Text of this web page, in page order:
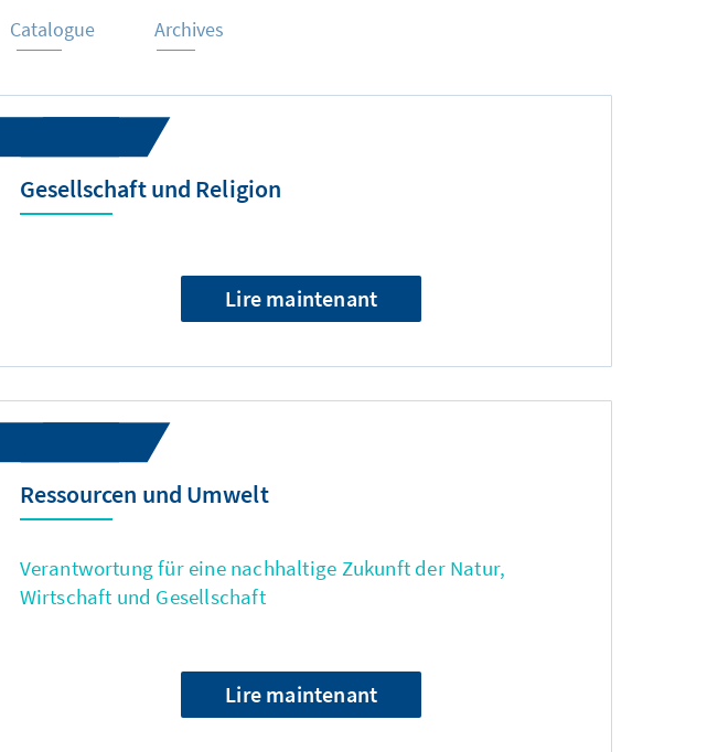
Catalogue Archives
Gesellschaft und Religion
Lire maintenant
Ressourcen und Umwelt
Verantwortung für eine nachhaltige Zukunft der Natur,
Wirtschaft und Gesellschaft
Lire maintenant